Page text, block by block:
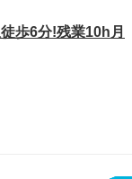
歩6分!残業10h月